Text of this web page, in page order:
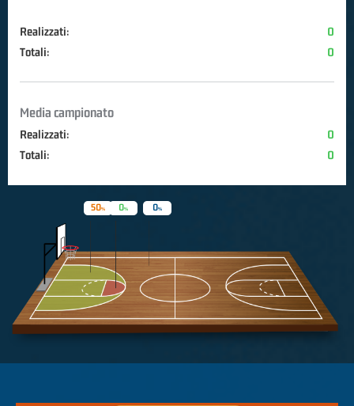
Realizzati:
0
Totali:
0
Media campionato
Realizzati:
0
Totali:
0
0
50 0